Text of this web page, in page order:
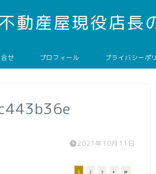
動産屋現役店長
せ プロフィール プライバシーポ
2021年10月11日